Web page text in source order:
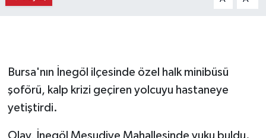
Bursa'nın İnegöl ilçesinde özel halk minibüsü
şoförü, kalp krizi geçiren yolcuyu hastaneye
yetiştirdi.
Olay, İnegöl Mesudiye Mahallesinde vuku buldu.